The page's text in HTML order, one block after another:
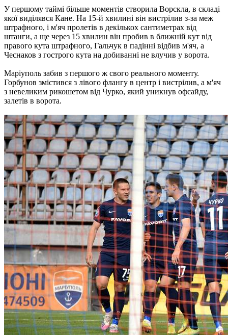
У першому таймі більше моментів створила Ворскла, в складі
якої виділявся Кане. На 15-й хвилині він вистрілив з-за меж
штрафного, і м'яч пролетів в декількох сантиметрах від
штанги, а ще через 15 хвилин він пробив в ближній кут від
правого кута штрафного, Гальчук в падінні відбив м'яч, а
Чеснаков з гострого кута на добиванні не влучив у ворота.
Маріуполь забив з першого ж свого реального моменту.
Горбунов змістився з лівого флангу в центр і вистрілив, а м'яч
з невеликим рикошетом від Чурко, який уникнув офсайду,
залетів в ворота.